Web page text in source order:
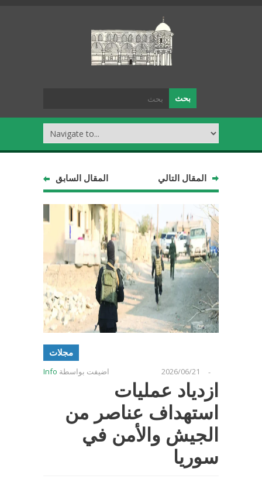
المقال السابق المقال التالي
مجلات
اضيفت بواسطة Info -
2026/06/21
ازدياد عمليات
استهداف عناصر من
الجيش والأمن في
سوريا